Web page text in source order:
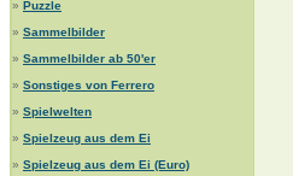
» Puzzle
» Sammelbilder
» Sammelbilder ab 50'er
» Sonstiges von Ferrero
» Spielwelten
» Spielzeug aus dem Ei
» Spielzeug aus dem Ei (Euro)